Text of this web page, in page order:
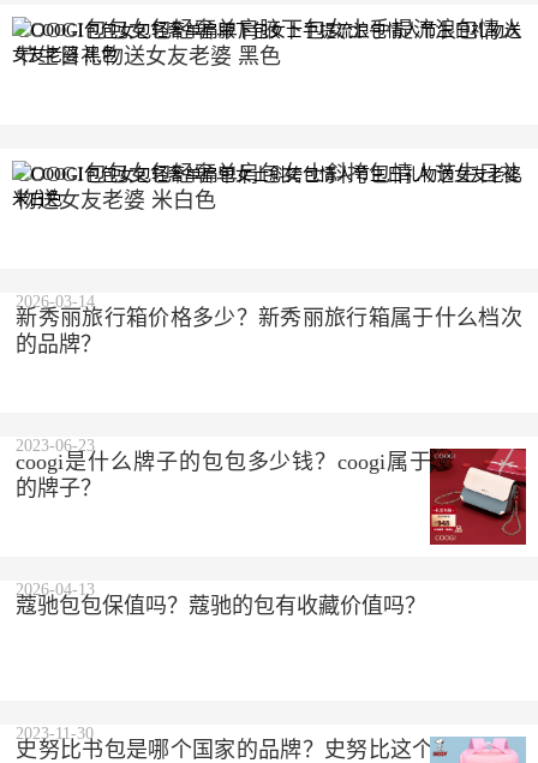
COOGI包包女包轻奢单肩腋下包女士手提流浪包情人
节生日礼物送女友老婆 黑色
COOGI包包女包轻奢单肩包女士斜挎包情人节生日礼
物送女友老婆 米白色
新秀丽旅行箱价格多少？新秀丽旅行箱属于什么档次
的品牌？
2026-03-14
coogi是什么牌子的包包多少钱？coogi属于什么档次
的牌子？
2023-06-23
蔻驰包包保值吗？蔻驰的包有收藏价值吗？
2026-04-13
史努比书包是哪个国家的品牌？史努比这个品牌怎么
2023-11-30